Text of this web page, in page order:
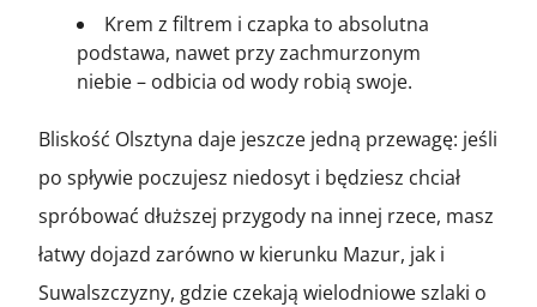
Krem z filtrem i czapka to absolutna
podstawa, nawet przy zachmurzonym
niebie – odbicia od wody robią swoje.
Bliskość Olsztyna daje jeszcze jedną przewagę: jeśli
po spływie poczujesz niedosyt i będziesz chciał
spróbować dłuższej przygody na innej rzece, masz
łatwy dojazd zarówno w kierunku Mazur, jak i
Suwalszczyzny, gdzie czekają wielodniowe szlaki o